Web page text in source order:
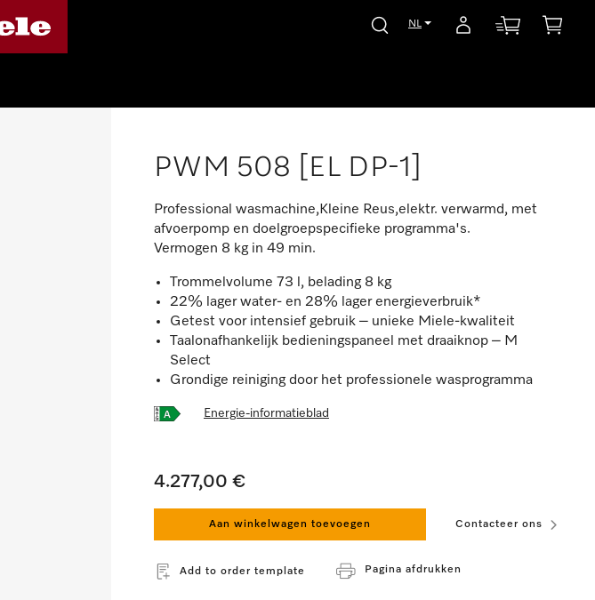
NL
PWM 508 [EL DP-1]
Professional wasmachine,Kleine Reus,elektr. verwarmd, met
afvoerpomp en doelgroepspecifieke programma's.
Vermogen 8 kg in 49 min.
Trommelvolume 73 l, belading 8 kg
22% lager water- en 28% lager energieverbruik*
Getest voor intensief gebruik – unieke Miele-kwaliteit
Taalonafhankelijk bedieningspaneel met draaiknop – M
Select
Grondige reiniging door het professionele wasprogramma
Energie-informatieblad
4.277,00 €
Aan winkelwagen toevoegen Contacteer ons
Add to order template Pagina afdrukken